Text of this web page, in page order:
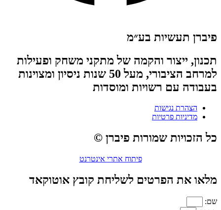
פיברן תעשיות בע״מ
תכנון, ייצור והקמה של מתקני משחק ופעילות
למרחב הציבורי, מעל 50 שנות ניסיון ומצוינות
בעבודה עם רשויות ומוסדות
הצהרת נגישות
מדיניות פרטיות
כל הזכויות שמורות פיברן ©
פיתוח אתרי אינטרנט
מלאו את הפרטים לשליחת קובץ אוטוקאד
שם: